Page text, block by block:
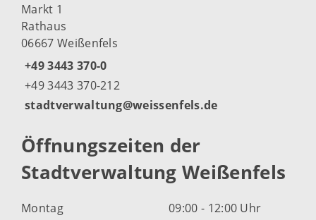
Markt 1
Rathaus
06667 Weißenfels
+49 3443 370-0
+49 3443 370-212
stadtverwaltung@weissenfels.de
Öffnungszeiten der
Stadtverwaltung Weißenfels
Montag
09:00 - 12:00 Uhr